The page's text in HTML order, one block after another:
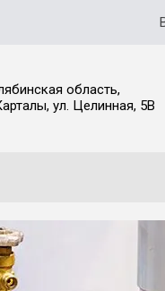
область,
ул. Целинная, 5В